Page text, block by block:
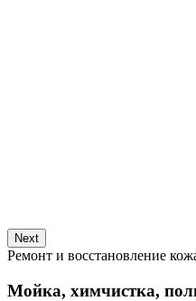
Next
Ремонт и восстановление
Мойка, химчистка,